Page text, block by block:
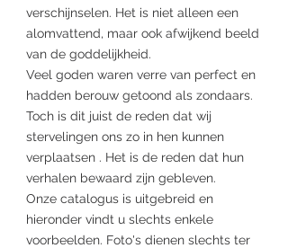
verschijnselen. Het is niet alleen een
alomvattend, maar ook afwijkend beeld
van de goddelijkheid.
Veel goden waren verre van perfect en
hadden berouw getoond als zondaars.
Toch is dit juist de reden dat wij
stervelingen ons zo in hen kunnen
verplaatsen . Het is de reden dat hun
verhalen bewaard zijn gebleven.
Onze catalogus is uitgebreid en
hieronder vindt u slechts enkele
voorbeelden. Foto's dienen slechts ter